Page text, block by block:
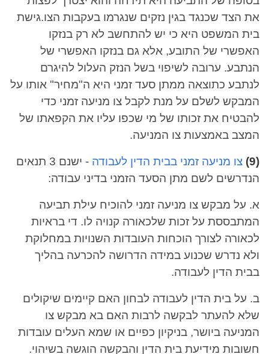
את הצד שכנגד בגין נזקים שנגרמו בעקבות הצו.גישת
בית המשפט היא כי יש להתחשב לא רק בנזקו
האפשרי של התובע, אלא גם בנזקו האפשרי של
הנתבע. ערובה לשיפוי בשל הנזק העלול להיגרם
לנתבע כתוצאה ממתן סעד זמני היא ה"מחיר" אותו על
המבקש לשלם על מנת לקבל צו מניעה זמני כדי
להבטיח את זכותו של מי שכפו עליו את הקפאתו של
המצב באמצעות צו המניעה.
(9) צו מניעה זמני בבית הדין לעבודה
- ישנם 3 תנאים
הנדרשים לשם מתן הסעד הזמני בדיני עבודה:
א. על מבקש צו מניעה זמני להוכיח עילת תביעה
המתבססת על זכות שלכאורה קנויה לו. די בראיות
לכאורה לצורך הוכחות העובדות השנויות במחלוקת
ולא נדרש שכנוע במידה הדרושה להכרעה בהליך
בבית הדין לעבודה.
ב. על בית הדין לעבודה לבחון האם קיימים שיקולים
שלא להעתר לבקשה לרבות האם בא מבקש צו
המניעה ביושר, בניקיון כפיים או שמא העלים עובדות
חשובות מידיעת בית הדין והבקשה הוגשה בשיהוי.